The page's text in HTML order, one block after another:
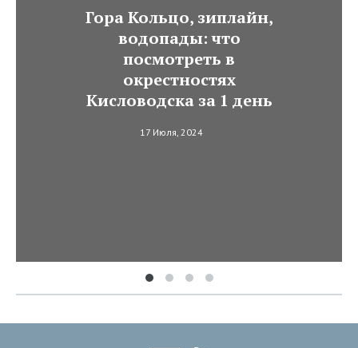
Гора Кольцо, зиплайн,
водопады: что
посмотреть в
окрестностях
Кисловодска за 1 день
17 Июля, 2024